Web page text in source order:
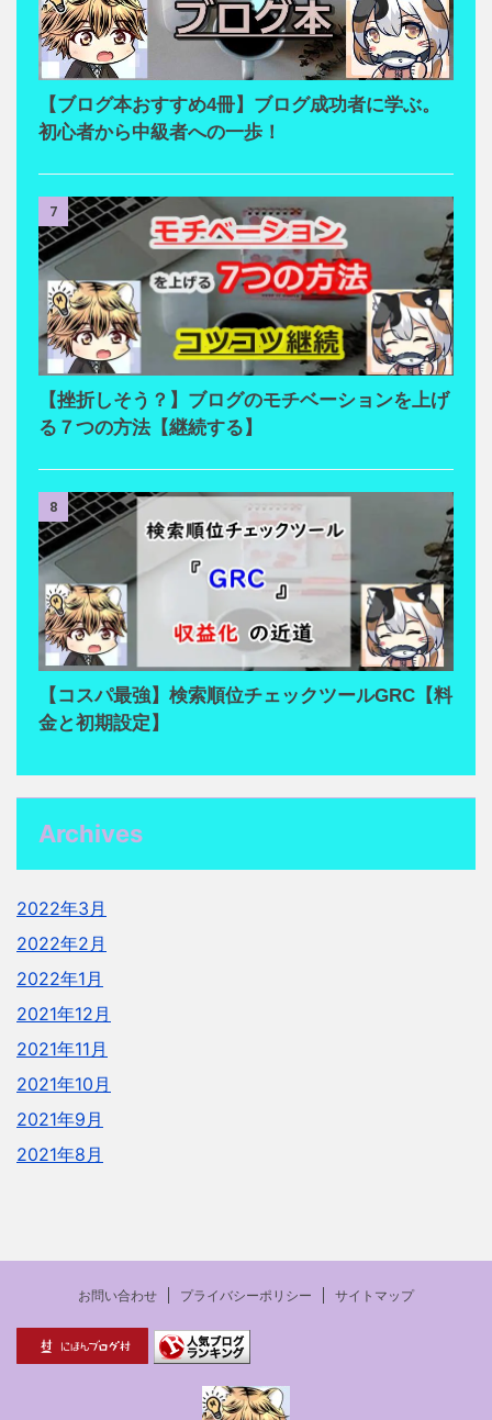
【ブログ本おすすめ4冊】ブログ成功者に学ぶ。
初心者から中級者への一歩！
7
【挫折しそう？】ブログのモチベーションを上げ
る７つの方法【継続する】
8
【コスパ最強】検索順位チェックツールGRC【料
金と初期設定】
Archives
2022年3月
2022年2月
2022年1月
2021年12月
2021年11月
2021年10月
2021年9月
2021年8月
お問い合わせ プライバシーポリシー サイトマップ